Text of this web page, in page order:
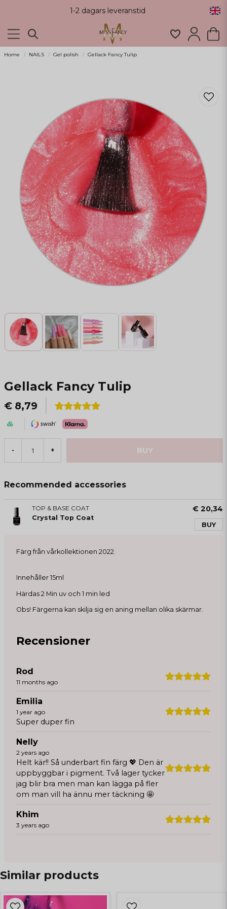
1-2 dagars leveranstid
Home NAILS Gel polish Gellack Fancy Tulip
Gellack Fancy Tulip
€ 8,79
- + BUY
Recommended accessories
TOP & BASE COAT
Crystal Top Coat
€ 20,34
BUY
Färg från vårkollektionen 2022.
Innehåller 15ml
Härdas 2 Min uv och 1 min led
Obs! Färgerna kan skilja sig en aning mellan olika skärmar.
Recensioner
Rod
11 months ago
Emilia
1 year ago
Super duper fin
Nelly
2 years ago
Helt kär!! Så underbart fin färg 💖 Den är
uppbyggbar i pigment. Två lager tycker
jag blir bra men man kan lägga på fler
om man vill ha ännu mer täckning 🤩
Khim
3 years ago
Similar products